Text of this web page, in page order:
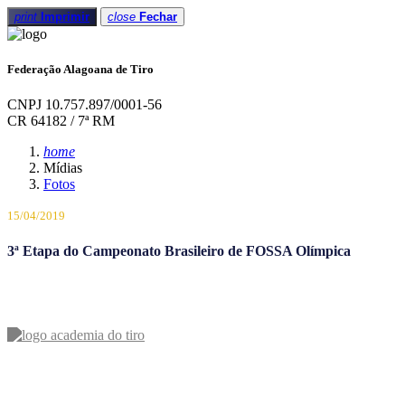
print Imprimir close Fechar
Federação Alagoana de Tiro
CNPJ 10.757.897/0001-56
CR 64182 / 7ª RM
home
Mídias
Fotos
15/04/2019
3ª Etapa do Campeonato Brasileiro de FOSSA Olímpica